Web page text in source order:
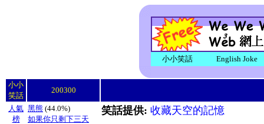
小小笑話 English Joke
小小
笑話
200300
人氣
榜
黑熊 (44.0%)
如果你只剩下三天
笑話提供: 收藏天空的記憶